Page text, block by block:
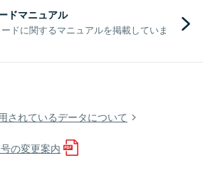
ドマニュアル
ドに関するマニュアルを掲載していま
されているデータについて
の変更案内